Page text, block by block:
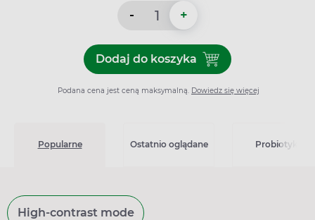
- +
Dodaj do koszykaDodaj do koszyka Jovesto
Podana cena jest ceną maksymalną. Dowiedz się więcej
Popularne Ostatnio oglądane Probiotyki
High-contrast mode